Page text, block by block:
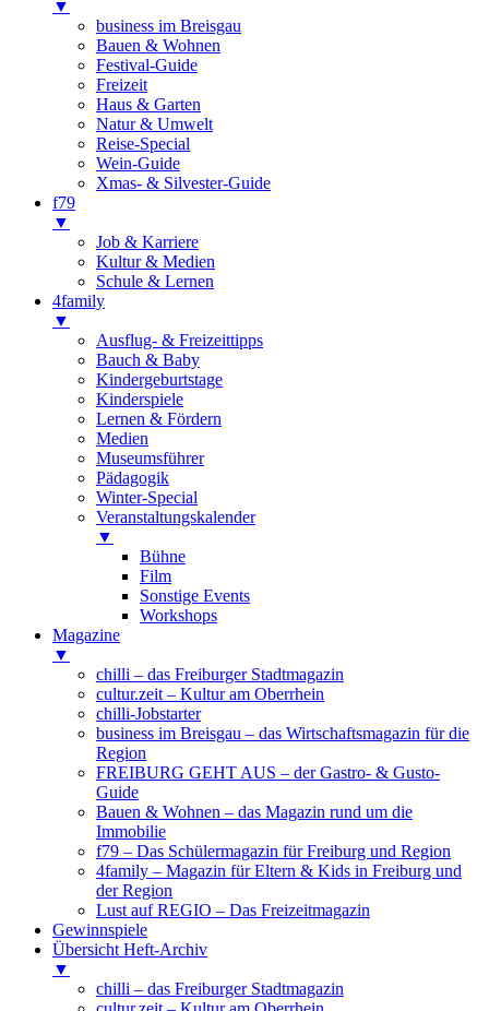
▼
business im Breisgau
Bauen & Wohnen
Festival-Guide
Freizeit
Haus & Garten
Natur & Umwelt
Reise-Special
Wein-Guide
Xmas- & Silvester-Guide
f79
▼
Job & Karriere
Kultur & Medien
Schule & Lernen
4family
▼
Ausflug- & Freizeittipps
Bauch & Baby
Kindergeburtstage
Kinderspiele
Lernen & Fördern
Medien
Museumsführer
Pädagogik
Winter-Special
Veranstaltungskalender
▼
Bühne
Film
Sonstige Events
Workshops
Magazine
▼
chilli – das Freiburger Stadtmagazin
cultur.zeit – Kultur am Oberrhein
chilli-Jobstarter
business im Breisgau – das Wirtschaftsmagazin für die
Region
FREIBURG GEHT AUS – der Gastro- & Gusto-
Guide
Bauen & Wohnen – das Magazin rund um die
Immobilie
f79 – Das Schülermagazin für Freiburg und Region
4family – Magazin für Eltern & Kids in Freiburg und
der Region
Lust auf REGIO – Das Freizeitmagazin
Gewinnspiele
Übersicht Heft-Archiv
▼
chilli – das Freiburger Stadtmagazin